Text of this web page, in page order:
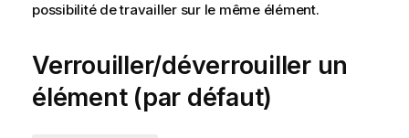
possibilité de travailler sur le même élément.
Verrouiller/déverrouiller un
élément (par défaut)